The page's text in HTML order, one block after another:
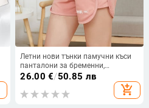
Летни нови тънки памучни къси
панталони за бременни,
регулируеми коремни къси
панталони за бременни жени
Ежедневни бременни сън
26.00 €/50.85 лв
add_shopping_cart